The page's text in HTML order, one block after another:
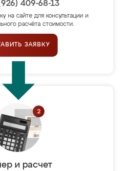
409-68-13
на сайте для консультации и
расчёта стоимости.
ЗАЯВКУ
и расчет